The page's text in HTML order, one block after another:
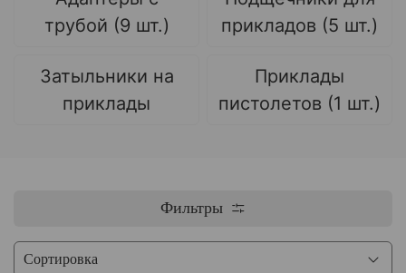
трубой (9 шт.)
прикладов (5 шт.)
Затыльники на
приклады
Приклады
пистолетов (1 шт.)
Фильтры